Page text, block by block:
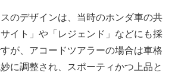
のデザインは、当時のホンダ車の共
イト」や「レジェンド」などにも採
が、アコードツアラーの場合は車格
に調整され、スポーティかつ上品と